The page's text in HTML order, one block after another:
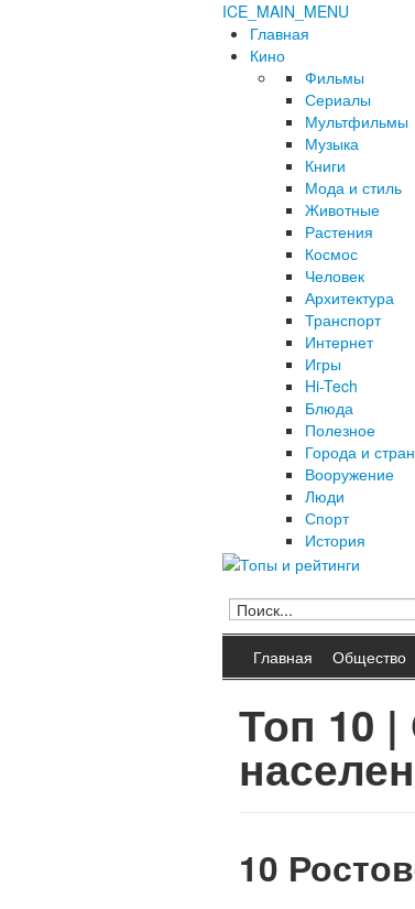
ICE_MAIN_MENU
Главная
Кино
Фильмы
Сериалы
Мультфильмы
Музыка
Книги
Мода и стиль
Животные
Растения
Космос
Человек
Архитектура
Транспорт
Интернет
Игры
Hi-Tech
Блюда
Полезное
Города и
Вооружение
Люди
Спорт
История
Главная Общество
Топ 10
10